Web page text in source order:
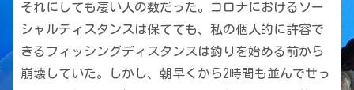
それにしても凄い人の数だった。コロナにおけるソー
シャルディスタンスは保てても、私の個人的に許容で
きるフィッシングディスタンスは釣りを始める前から
崩壊していた。しかし、朝早くから2時間も並んでせっ